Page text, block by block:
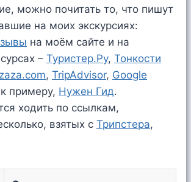
можно почитать то, что пишут
на моих экскурсиях:
на моём сайте и на
– Туристер.Ру, Тонкости
, TripAdvisor, Google
примеру, Нужен Гид.
ходить по ссылкам,
взятых c Трипстера,